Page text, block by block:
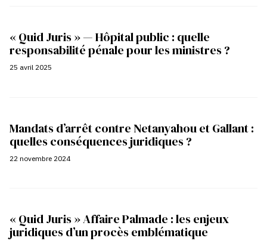
« Quid Juris » — Hôpital public : quelle
responsabilité pénale pour les ministres ?
25 avril 2025
Mandats d’arrêt contre Netanyahou et Gallant :
quelles conséquences juridiques ?
22 novembre 2024
« Quid Juris » Affaire Palmade : les enjeux
juridiques d’un procès emblématique